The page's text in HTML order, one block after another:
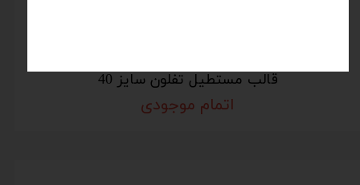
قالب مستطیل تفلون سایز 40
اتمام موجودی